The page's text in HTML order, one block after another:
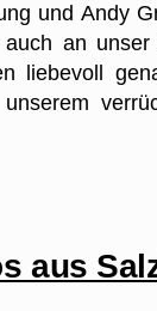
und Andy
auch an
liebevoll
aus